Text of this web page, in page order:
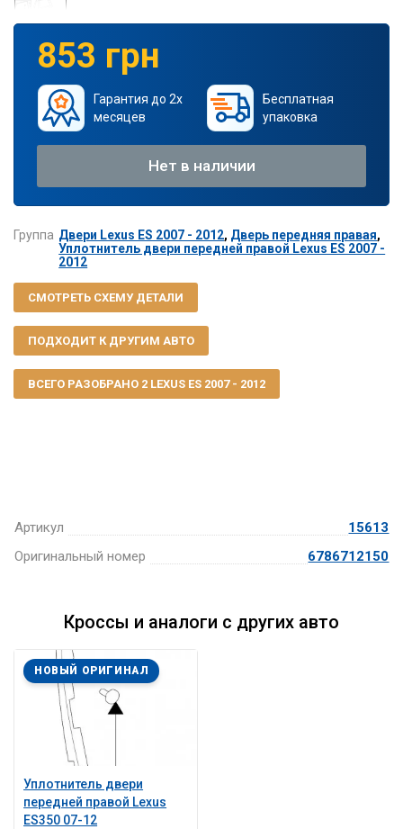
Артикул
15613
Оригинальный номер
6786712150
853 грн
Гарантия до 2х
месяцев
Бесплатная
упаковка
Нет в наличии
Группа Двери Lexus ES 2007 - 2012, Дверь передняя правая,
Уплотнитель двери передней правой Lexus ES 2007 -
2012
СМОТРЕТЬ СХЕМУ ДЕТАЛИ
ПОДХОДИТ К ДРУГИМ АВТО
ВСЕГО РАЗОБРАНО 2 LEXUS ES 2007 - 2012
Кроссы и аналоги с других авто
Уплотнитель двери
передней правой Lexus
ES350 07-12
НОВЫЙ ОРИГИНАЛ